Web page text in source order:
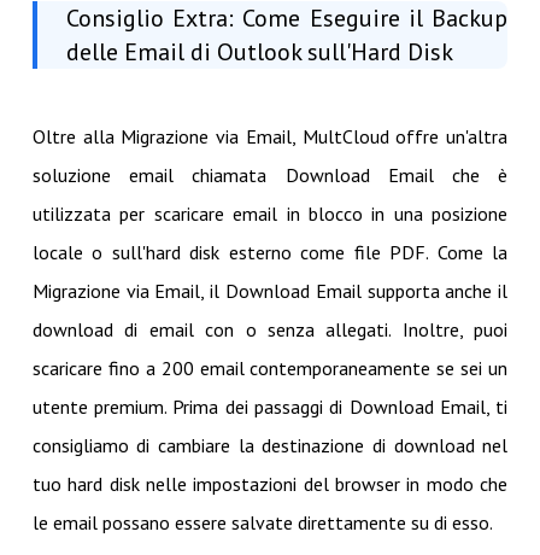
Consiglio Extra: Come Eseguire il Backup
delle Email di Outlook sull'Hard Disk
Oltre alla Migrazione via Email, MultCloud offre un'altra
soluzione email chiamata Download Email che è
utilizzata per scaricare email in blocco in una posizione
locale o sull'hard disk esterno come file PDF. Come la
Migrazione via Email, il Download Email supporta anche il
download di email con o senza allegati. Inoltre, puoi
scaricare fino a 200 email contemporaneamente se sei un
utente premium. Prima dei passaggi di Download Email, ti
consigliamo di cambiare la destinazione di download nel
tuo hard disk nelle impostazioni del browser in modo che
le email possano essere salvate direttamente su di esso.